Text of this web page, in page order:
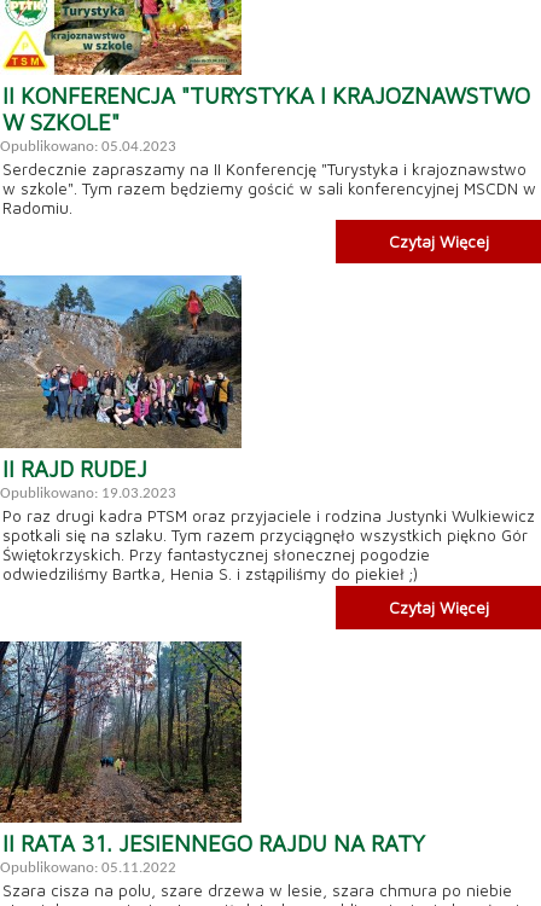
II KONFERENCJA "TURYSTYKA I KRAJOZNAWSTWO
W SZKOLE"
Opublikowano: 05.04.2023
Serdecznie zapraszamy na II Konferencję "Turystyka i krajoznawstwo
w szkole". Tym razem będziemy gościć w sali konferencyjnej MSCDN w
Radomiu.
Czytaj Więcej
II RAJD RUDEJ
Opublikowano: 19.03.2023
Po raz drugi kadra PTSM oraz przyjaciele i rodzina Justynki Wulkiewicz
spotkali się na szlaku. Tym razem przyciągnęło wszystkich piękno Gór
Świętokrzyskich. Przy fantastycznej słonecznej pogodzie
odwiedziliśmy Bartka, Henia S. i zstąpiliśmy do piekieł ;)
Czytaj Więcej
II RATA 31. JESIENNEGO RAJDU NA RATY
Opublikowano: 05.11.2022
Szara cisza na polu, szare drzewa w lesie, szara chmura po niebie